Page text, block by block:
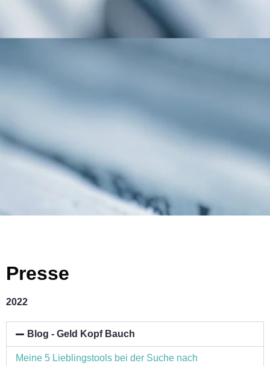
Presse
2022
Blog - Geld Kopf Bauch
Meine 5 Lieblingstools bei der Suche nach